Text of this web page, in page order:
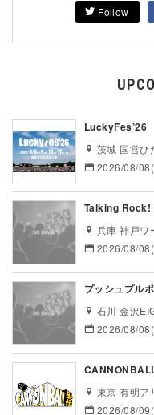
Follow
LuckyFes’26
茨城 国営ひ
2026/08/
Talking Rock!
兵庫 神戸ワ
2026/08/
プッシュプル
石川 金沢
2026/08/
東京 有明ア
2026/08/